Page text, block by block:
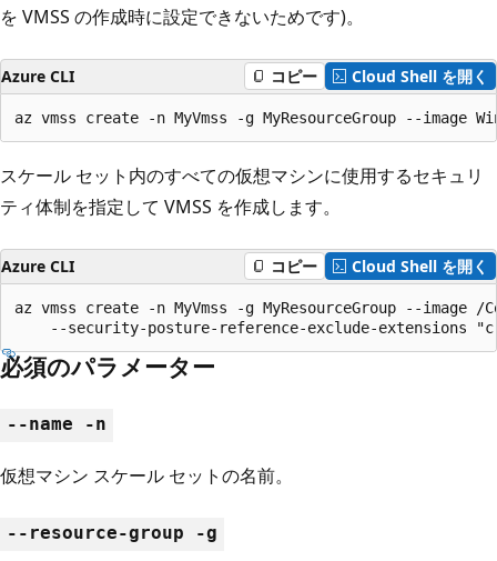
を VMSS の作成時に設定できないためです)。
Azure CLI コピー Cloud Shell を開く
az vmss create -n MyVmss -g MyResourceGroup --
スケール セット内のすべての仮想マシンに使用するセキュリ
ティ体制を指定して VMSS を作成します。
Azure CLI コピー Cloud Shell を開く
az vmss create -n MyVmss -g MyResourceGroup --
--security-posture-reference-exclude-extensions
必須のパラメーター
--name -n
仮想マシン スケール セットの名前。
--resource-group -g